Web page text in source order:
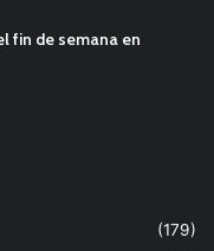
fin de semana en
(179)